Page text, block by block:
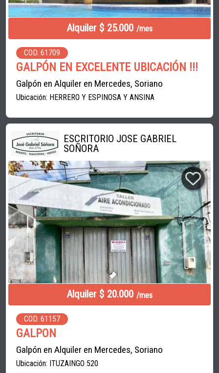
Alquiler $ 25.000 /mes
COD. 61709
GALPÓN EN EXCELENTE UBICACIÓN !!!
Galpón en Alquiler en Mercedes, Soriano
Ubicación: HERRERO Y ESPINOSA Y ANSINA
ESCRITORIO JOSE GABRIEL
SOÑORA
Alquiler $ 20.000 /mes
COD. 61157
GALPON
Galpón en Alquiler en Mercedes, Soriano
Ubicación: ITUZAINGO 520